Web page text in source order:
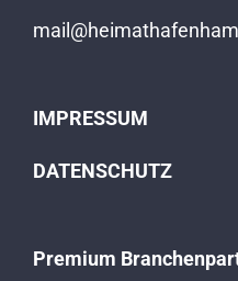
IMPRESSUM
DATENSCHUTZ
Premium